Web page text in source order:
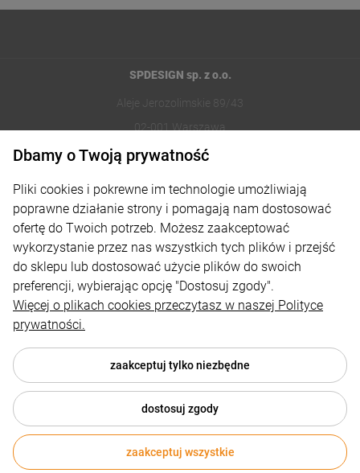
SPDESIGN sp. z o.o.
Aleje Jerozolimskie 89/43
02-001 Warszawa
sklep@reklamydrukarnia.pl
Moje konto
Płatności i dostawa
Informacje
© 2026 reklamydrukarnia.pl . Wszelkie prawa zastrzeżone.
Shoper.pl
Dbamy o Twoją prywatność
Pliki cookies i pokrewne im technologie umożliwiają
poprawne działanie strony i pomagają nam dostosować
ofertę do Twoich potrzeb. Możesz zaakceptować
wykorzystanie przez nas wszystkich tych plików i przejść
do sklepu lub dostosować użycie plików do swoich
preferencji, wybierając opcję "Dostosuj zgody".
Więcej o plikach cookies przeczytasz w naszej Polityce
prywatności.
zaakceptuj tylko niezbędne
dostosuj zgody
zaakceptuj wszystkie